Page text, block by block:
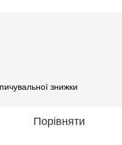
знижки
Порівняти